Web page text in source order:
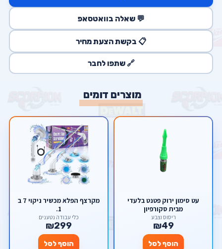
💬 שאלה בוואטסאפ
📋 בקשת הצעת מחיר
🔗 שתפו לחבר
מוצרים דומים
עט סימון ירוק פטנט בלעדי
מבית סקורפיון
ריסוס וצבע
₪49
הוסף לסל
מקרצף הפלא מכשיר ניקוי 7 ב
1.
כלי עבודה נטענים
₪299
הוסף לסל